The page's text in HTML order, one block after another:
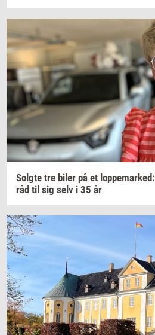
Solg­te tre biler på et lop­pe­mar­ked:
råd til sig selv i 35 år